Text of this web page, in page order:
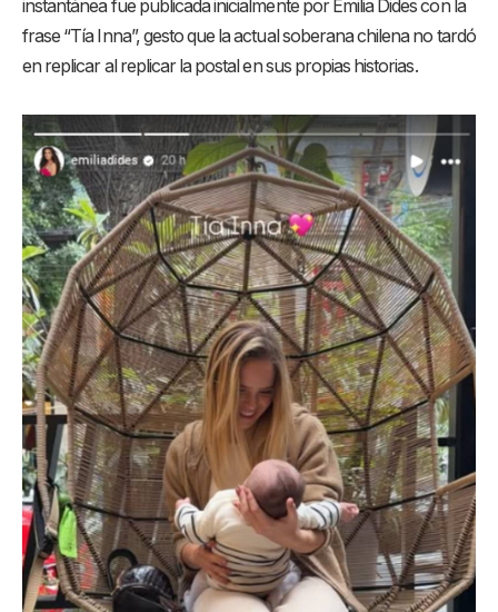
instantánea fue publicada inicialmente por Emilia Dides con la
frase “Tía Inna”, gesto que la actual soberana chilena no tardó
en replicar al replicar la postal en sus propias historias.